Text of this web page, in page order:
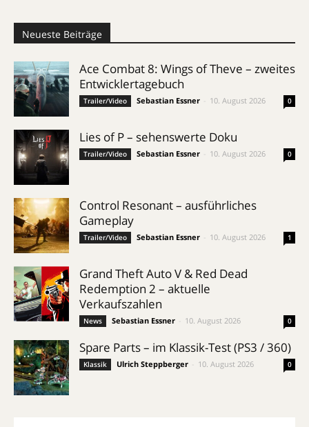
Neueste Beiträge
Ace Combat 8: Wings of Theve – zweites
Entwicklertagebuch
Trailer/Video Sebastian Essner 10. August 2026 0
Lies of P – sehenswerte Doku
Trailer/Video Sebastian Essner 10. August 2026 0
Control Resonant – ausführliches
Gameplay
Trailer/Video Sebastian Essner 10. August 2026 1
Grand Theft Auto V & Red Dead
Redemption 2 – aktuelle
Verkaufszahlen
News Sebastian Essner 10. August 2026 0
Spare Parts – im Klassik-Test (PS3 / 360)
Klassik Ulrich Steppberger 10. August 2026 0